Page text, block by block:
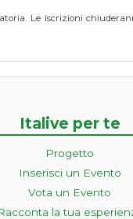
Le iscrizioni
Italive per te
Progetto
Inserisci un Evento
Vota un Evento
la tua